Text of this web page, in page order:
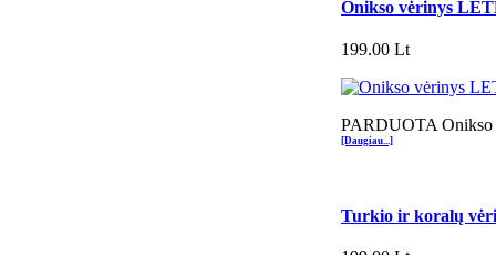
Onikso vėrinys
199.00 Lt
PARDUOTA
[Daugiau...]
Turkio ir koralų